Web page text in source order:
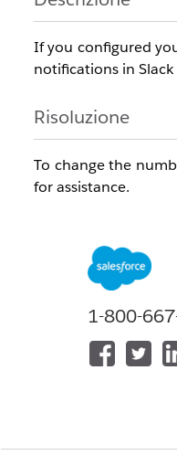
If you configured
notifications in
Risoluzione
To change the
for assistance.
Numero articolo
005321560
QUESTO ARTICOLO
Facci sapere, così
1-800-